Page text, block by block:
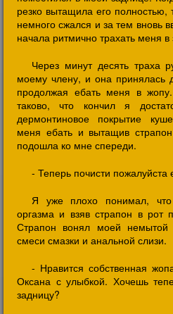
резко вытащила его полностью,
немного сжался и за тем вновь
начала ритмично трахать меня в
Через минут десять траха
моему члену, и она принялась
продолжая ебать меня в
таково, что кончил я
дермонтиновое покрытие
меня ебать и вытащив
подошла ко мне спереди.
- Теперь почисти пожалуйста
Я уже плохо понимал,
оргазма и взяв страпон в рот
Страпон вонял моей
смеси смазки и анальной слизи.
- Нравится собственная
Оксана с улыбкой. Хочешь
задницу?